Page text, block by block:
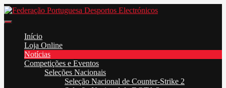
Skip
to
Início
Loja Online
Notícias
Competições e Eventos
Seleções Nacionais
Seleção Nacional de Counter-Strike 2